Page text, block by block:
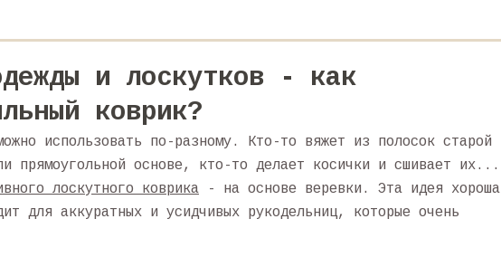
и лоскутков - как
коврик?
использовать по-разному. Кто-то вяжет из полосок старой
прямоугольной основе, кто-то делает косички и сшивает их...
лоскутного коврика - на основе веревки. Эта идея хороша
для аккуратных и усидчивых рукодельниц, которые очень